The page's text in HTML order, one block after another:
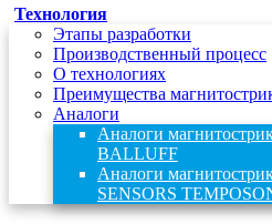
Технология
Этапы разработки
Производственный процесс
О технологиях
Преимущества
Аналоги
Аналоги
BALLUFF
Аналоги
SENSORS